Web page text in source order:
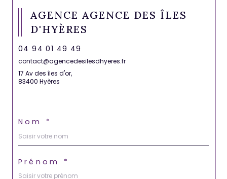
AGENCE AGENCE DES ÎLES
D'HYÈRES
04 94 01 49 49
contact@agencedesilesdhyeres.fr
17 Av des îles d'or,
83400 Hyères
Nom *
Prénom *